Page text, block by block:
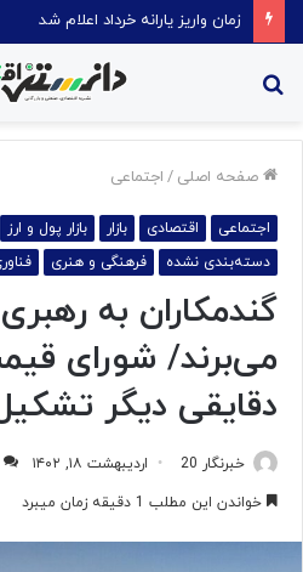
قیمت روغن دریکسال رکورد زد
صفحه اصلی / اجتماعی
اجتماعی اقتصادی بازار بازار پول و ارز
دسته‌بندی نشده
فرهنگی و هنری
گندمکاران به
می‌برند/ شورای
دقایقی دیگر
خبرنگار 20 اردیبهشت ۱۸, ۱۴۰۲
خواندن این مطلب 1 دقیقه زمان میبرد